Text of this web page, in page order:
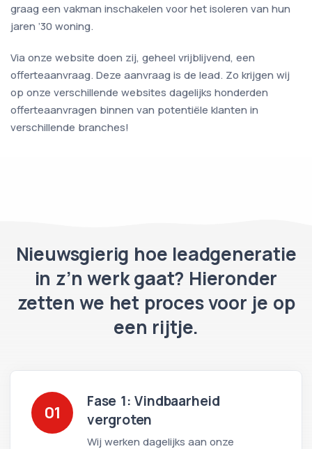
graag een vakman inschakelen voor het isoleren van hun
jaren ’30 woning.
Via onze website doen zij, geheel vrijblijvend, een
offerteaanvraag. Deze aanvraag is de lead. Zo krijgen wij
op onze verschillende websites dagelijks honderden
offerteaanvragen binnen van potentiële klanten in
verschillende branches!
Nieuwsgierig hoe leadgeneratie
in z’n werk gaat? Hieronder
zetten we het proces voor je op
een rijtje.
01
Fase 1: Vindbaarheid
vergroten
Wij werken dagelijks aan onze